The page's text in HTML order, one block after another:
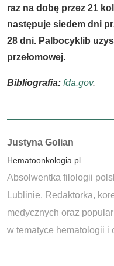
raz na dobę przez 21
następuje siedem dni
28 dni. Palbocyklib
przełomowej.
Bibliografia: fda.gov.
Autorzy:
Justyna Golian
Hematoonkologia.pl
Absolwentka filologii
Lublinie. Redaktorka,
medycznych oraz
w tematyce hematologii i